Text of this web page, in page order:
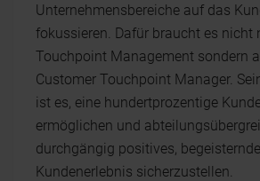
Unternehmensbereiche auf das
fokussieren. Dafür braucht es nicht
Touchpoint Management sondern
Customer Touchpoint Manager.
ist es, eine hundertprozentige
ermöglichen und
durchgängig positives,
Kundenerlebnis sicherzustellen.